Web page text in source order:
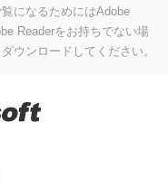
になるためにはAdobe
Readerをお持ちでない場
ウンロードしてください。